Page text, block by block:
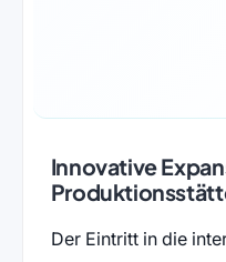
Innovative
Der Eintritt in die